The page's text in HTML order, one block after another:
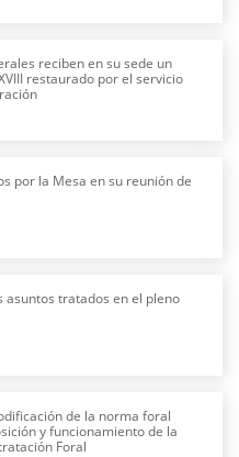
reciben en su sede un
restaurado por el servicio
por la Mesa en su reunión de
asuntos tratados en el pleno
de la norma foral
y funcionamiento de la
Foral